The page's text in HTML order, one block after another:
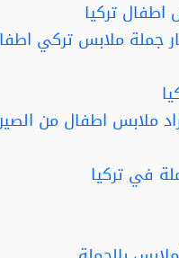
تركيا
ملابس تركي
في تركيا